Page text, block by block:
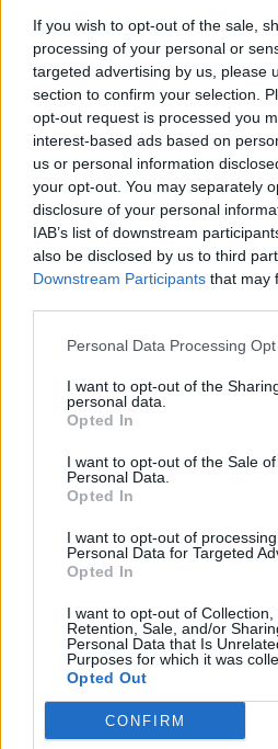
If you wish to opt-out of the sale,
processing of your personal or
targeted advertising by us, please
section to confirm your selection.
opt-out request is processed you
interest-based ads based on
us or personal information
your opt-out. You may separately
disclosure of your personal
IAB’s list of downstream
also be disclosed by us to third
Downstream Participants that may
Personal Data Processing
I want to opt-out of the
personal data.
Opted In
I want to opt-out of the Sale
Personal Data.
Opted In
I want to opt-out of
Personal Data for Targeted
Opted In
I want to opt-out of Collection,
Retention, Sale, and/or
Personal Data that Is
Purposes for which it was
Opted Out
CONFIRM
υπονοούμενα;
Ποιος
σκέφτηκε αυτό το
jumbo το ενέκρινε αφού
κατόπιν εορτής;
διαφήμιση φθηνή, χυδαία
προκλητική… εάν τώρα τα
#jumbo που
θέλουν να προκαλέσουν
έχουν κάνει τεράστιο
σκεφτούν ότι πρέπει να
ήθελα να φάω κοκορέτσι,
είναι γιορτή που
δεν πρέπει στο όνομα
τρόπο.
Λυπάμαι που το λέω,
jumbo, όμως αυτό δεν μου
σχεδόν #σοκαρίστηκα
δεν είμαι κάποια
πολύ προχωρημένος
αισθητική και ξέρει ότι
όρια… Δεν ξέρω αν